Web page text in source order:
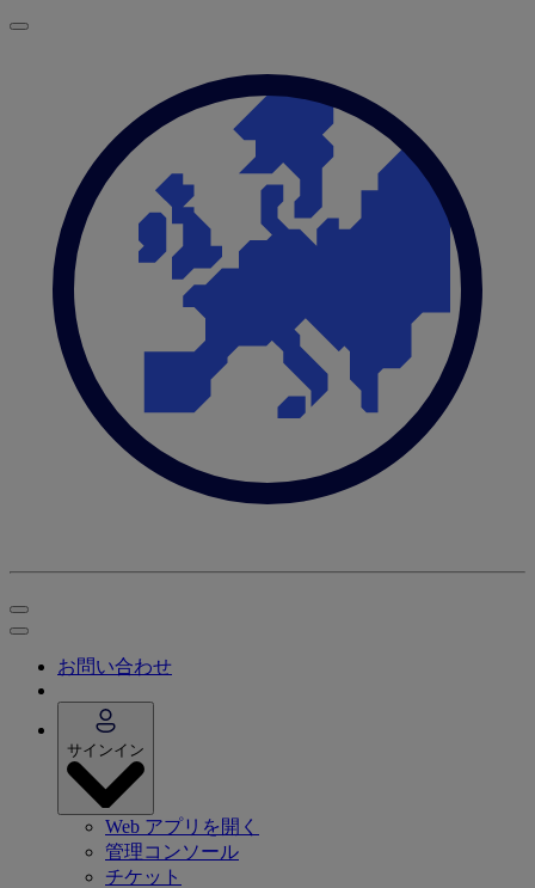
お問い合わせ
サインイン
Web アプリを開く
管理コンソール
チケット